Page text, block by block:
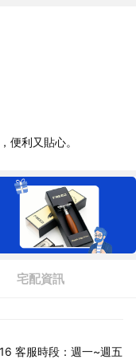
便利又貼心。
宅配資訊
客服時段：週一~週五